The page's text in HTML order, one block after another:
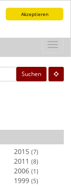
Akzeptieren
Suchen
2015 (7)
2011 (8)
2006 (1)
1999 (5)